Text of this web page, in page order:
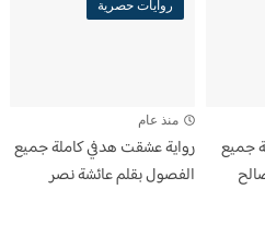
جميع
روايات حصرية
منذ عام
رواية عشقت هدفي كاملة جميع
الفصول بقلم عائشة نصر